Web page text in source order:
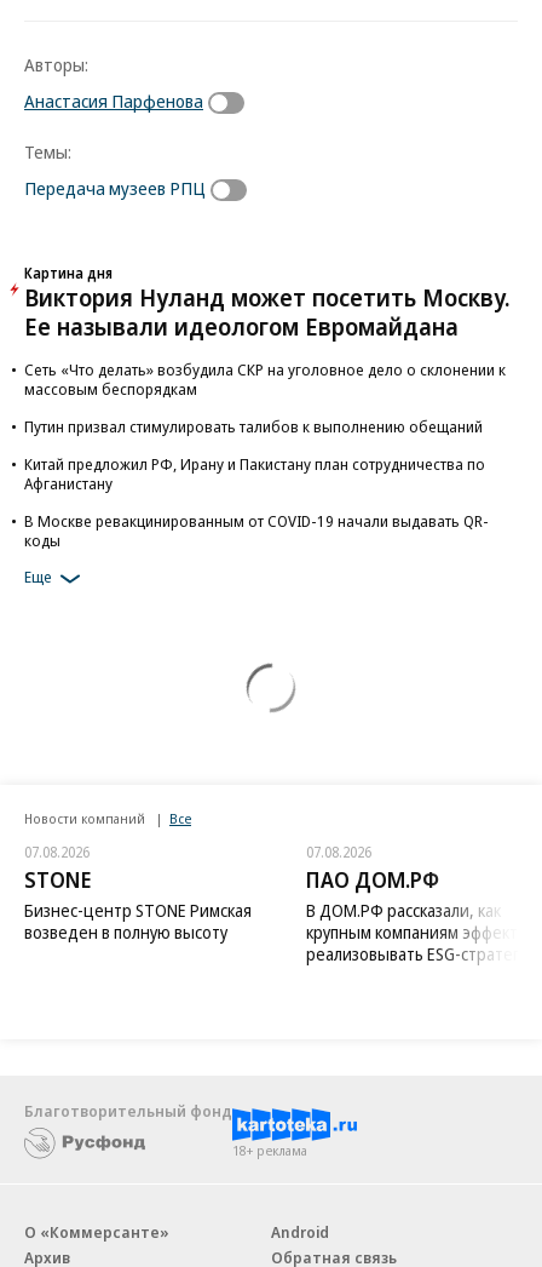
Авторы:
Анастасия Парфенова
Темы:
Передача музеев РПЦ
Картина дня
Виктория Нуланд может посетить Москву.
Ее называли идеологом Евромайдана
Сеть «Что делать» возбудила СКР на уголовное дело о склонении к
массовым беспорядкам
Путин призвал стимулировать талибов к выполнению обещаний
Китай предложил РФ, Ирану и Пакистану план сотрудничества по
Афганистану
В Москве ревакцинированным от COVID-19 начали выдавать QR-
коды
Еще
Новости компаний Все
07.08.2026
STONE
Бизнес-центр STONE Римская
возведен в полную высоту
07.08.2026
ПАО ДОМ.РФ
В ДОМ.РФ рассказали, как
крупным компаниям
реализовывать ESG-стратегию
Благотворительный фонд
18+ реклама
О «Коммерсанте»
Архив
Android
Обратная связь